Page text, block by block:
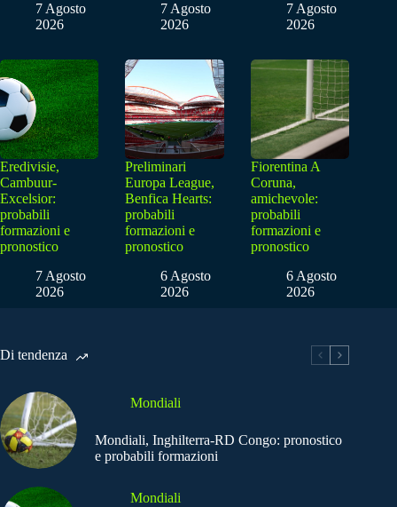
7 Agosto
2026
7 Agosto
2026
7 Agosto
2026
Eredivisie,
Cambuur-
Excelsior:
probabili
formazioni e
pronostico
7 Agosto
2026
Preliminari
Europa League,
Benfica Hearts:
probabili
formazioni e
pronostico
6 Agosto
2026
Fiorentina A
Coruna,
amichevole:
probabili
formazioni e
pronostico
6 Agosto
2026
Di tendenza
Mondiali
Mondiali, Inghilterra-RD Congo: pronostico
e probabili formazioni
Mondiali